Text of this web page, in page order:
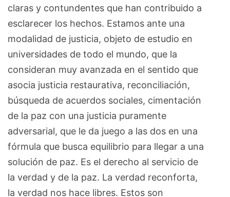
claras y contundentes que han contribuido a
esclarecer los hechos. Estamos ante una
modalidad de justicia, objeto de estudio en
universidades de todo el mundo, que la
consideran muy avanzada en el sentido que
asocia justicia restaurativa, reconciliación,
búsqueda de acuerdos sociales, cimentación
de la paz con una justicia puramente
adversarial, que le da juego a las dos en una
fórmula que busca equilibrio para llegar a una
solución de paz. Es el derecho al servicio de
la verdad y de la paz. La verdad reconforta,
la verdad nos hace libres. Estos son